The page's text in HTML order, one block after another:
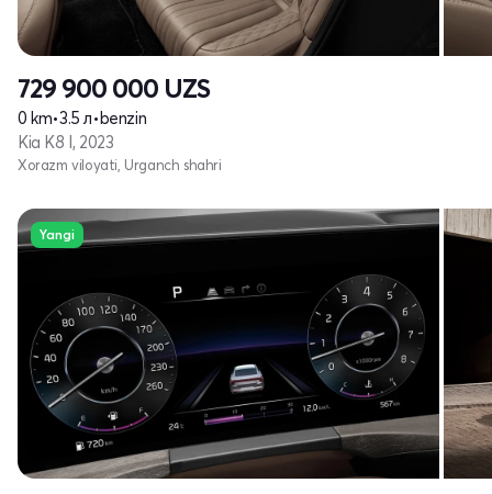
729 900 000 UZS
0 km•3.5 л•benzin
Kia K8 I, 2023
Xorazm viloyati, Urganch shahri
Yangi